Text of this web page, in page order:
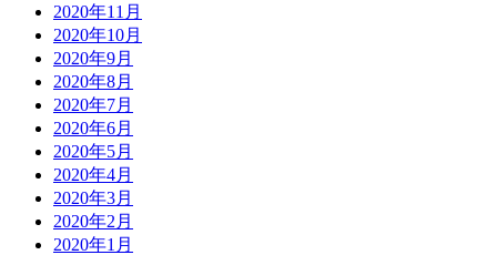
2020年11月
2020年10月
2020年9月
2020年8月
2020年7月
2020年6月
2020年5月
2020年4月
2020年3月
2020年2月
2020年1月